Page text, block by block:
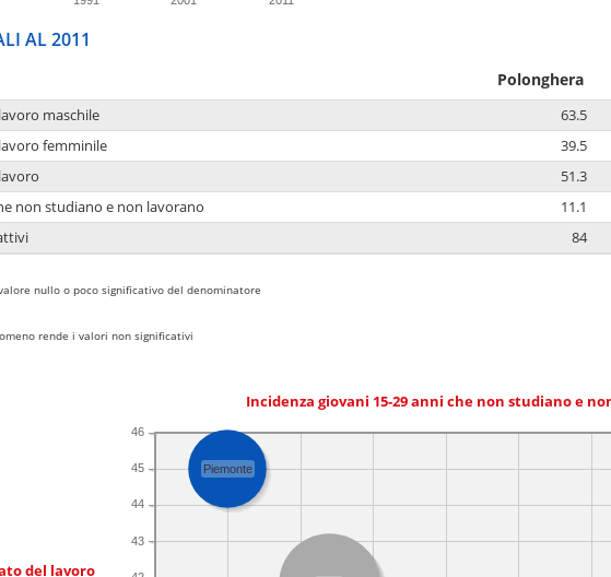
AL 2011
Polonghera
maschile 63.5
femminile
39.5
51.3
non studiano e non lavorano
11.1
84
nullo o poco significativo del denominatore
rende i valori non significativi
Incidenza giovani 15-29 anni che non studiano e
del lavoro
43
44
45
46
Piemonte